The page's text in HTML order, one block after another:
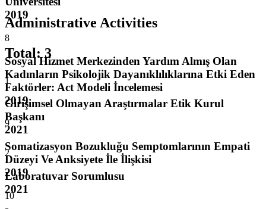
2019
8
Sosyal Hizmet Merkezinden Yardım Almış Olan
Kadınların Psikolojik Dayanıklılıklarına Etki Eden
Faktörler: Act Modeli İncelemesi
2019
9
Somatizasyon Bozukluğu Semptomlarının Empati
Düzeyi Ve Anksiyete İle İlişkisi
2019
10
Administrative Activities
Total: 3
1
Girişimsel Olmayan Araştırmalar Etik Kurul
Başkanı
2021
2
Laboratuvar Sorumlusu
2021